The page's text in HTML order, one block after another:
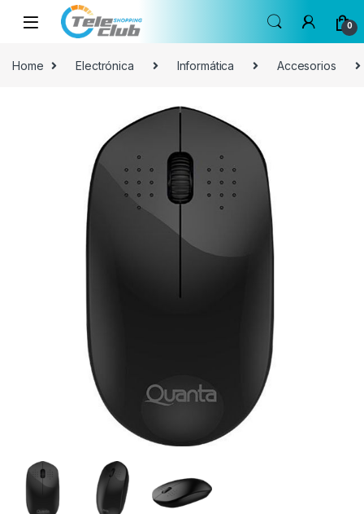
Skip to navigation
Skip to content
0
Home Electrónica Informática Accesorios